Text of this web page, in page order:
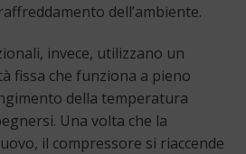
dell’ambiente.
invece, utilizzano un
fissa che funziona a pieno
della temperatura
Una volta che la
il compressore si riaccende